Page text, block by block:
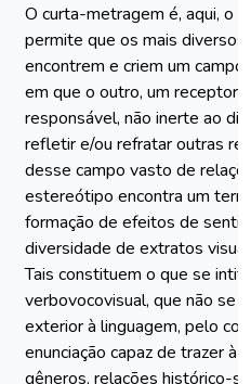
O curta-metragem é, aqui, o
permite que os mais diversos
encontrem e criem um
em que o outro, um receptor
responsável, não inerte ao
refletir e/ou refratar outras
desse campo vasto de
estereótipo encontra um
formação de efeitos de
diversidade de extratos
Tais constituem o que se
verbovocovisual, que não se
exterior à linguagem, pelo
enunciação capaz de trazer à
gêneros, relações histórico-